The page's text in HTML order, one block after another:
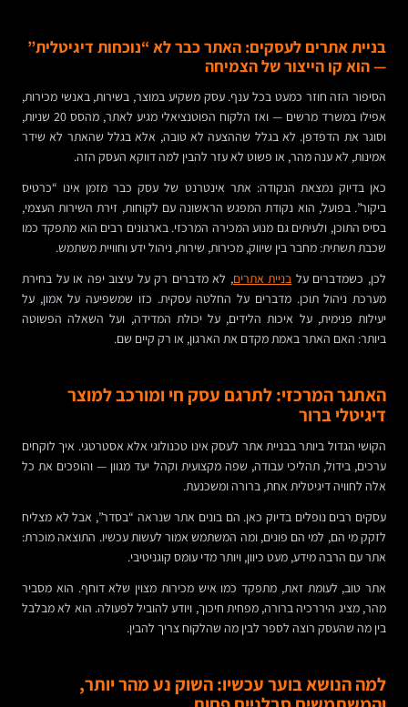
בניית אתרים לעסקים: האתר כבר לא “נוכחות דיגיטלית”
— הוא קו הייצור של הצמיחה
הסיפור הזה חוזר כמעט בכל ענף. עסק משקיע במוצר, בשירות, באנשי מכירות,
אפילו במשרד מרשים — ואז הלקוח הפוטנציאלי מגיע לאתר, מהסס 20 שניות,
וסוגר את הדפדפן. לא בגלל שההצעה לא טובה, אלא בגלל שהאתר לא שידר
אמינות, לא ענה מהר, או פשוט לא עזר להבין למה דווקא העסק הזה.
כאן בדיוק נמצאת הנקודה: אתר אינטרנט של עסק כבר מזמן אינו “כרטיס
ביקור”. בפועל, הוא נקודת המפגש הראשונה עם לקוחות, זירת השירות העצמי,
בסיס התוכן, ולעיתים גם מנוע המכירה המרכזי. בארגונים רבים הוא מתפקד כמו
שכבת תשתית: מחבר בין שיווק, מכירות, שירות, ניהול ידע וחוויית משתמש.
לכן, כשמדברים על בניית אתרים, לא מדברים רק על עיצוב יפה או על בחירת
מערכת ניהול תוכן. מדברים על החלטה עסקית. כזו שמשפיעה על אמון, על
יעילות פנימית, על איכות הלידים, על יכולת המדידה, ועל השאלה הפשוטה
ביותר: האם האתר באמת מקדם את הארגון, או רק קיים שם.
האתגר המרכזי: לתרגם עסק חי ומורכב למוצר
דיגיטלי ברור
הקושי הגדול ביותר בבניית אתר לעסק אינו טכנולוגי אלא אסטרטגי. איך לוקחים
ערכים, בידול, תהליכי עבודה, שפה מקצועית וקהל יעד מגוון — והופכים את כל
אלה לחוויה דיגיטלית אחת, ברורה ומשכנעת.
עסקים רבים נופלים בדיוק כאן. הם בונים אתר שנראה “בסדר”, אבל לא מצליח
לזקק מי הם, למי הם פונים, ומה המשתמש אמור לעשות עכשיו. התוצאה מוכרת:
אתר עם הרבה מידע, מעט כיוון, ויותר מדי עומס קוגניטיבי.
אתר טוב, לעומת זאת, מתפקד כמו איש מכירות מצוין שלא דוחף. הוא מסביר
מהר, מציג היררכיה ברורה, מפחית חיכוך, ויודע להוביל לפעולה. הוא לא מבלבל
בין מה שהעסק רוצה לספר לבין מה שהלקוח צריך להבין.
למה הנושא בוער עכשיו: השוק נע מהר יותר,